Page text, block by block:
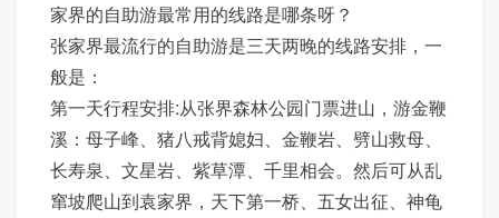
家界的自助游最常用的线路是哪条呀？
张家界最流行的自助游是三天两晚的线路安排，一
般是：
第一天行程安排:从张界森林公园门票进山，游金鞭
溪：母子峰、猪八戒背媳妇、金鞭岩、劈山救母、
长寿泉、文星岩、紫草潭、千里相会。然后可从乱
窜坡爬山到袁家界，天下第一桥、五女出征、神龟